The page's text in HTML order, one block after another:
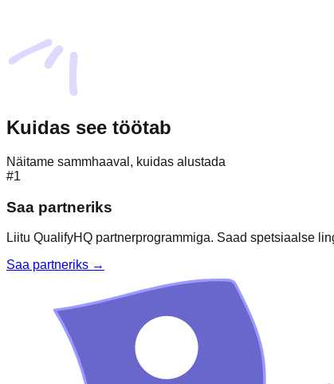
Kuidas see töötab
Näitame sammhaaval, kuidas alustada
#1
Saa partneriks
Liitu QualifyHQ partnerprogrammiga. Saad spetsiaalse
Saa partneriks →